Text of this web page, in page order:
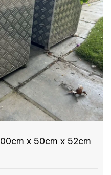
x 50cm x 52cm